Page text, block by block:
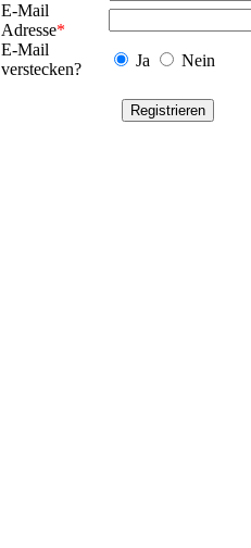
E-Mail
Adresse*
E-Mail
verstecken?
Ja Nein